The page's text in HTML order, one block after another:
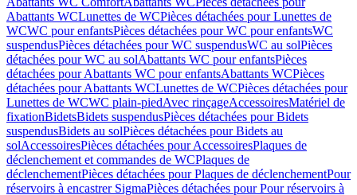
Abattants WCLunettes de WCPièces détachées pour Lunettes de
WCWC pour enfantsPièces détachées pour WC pour enfantsWC
suspendusPièces détachées pour WC suspendusWC au solPièces
détachées pour WC au solAbattants WC pour enfantsPièces
détachées pour Abattants WC pour enfantsAbattants WCPièces
détachées pour Abattants WCLunettes de WCPièces détachées pour
Lunettes de WCWC plain-piedAvec rinçageAccessoiresMatériel de
fixationBidetsBidets suspendusPièces détachées pour Bidets
suspendusBidets au solPièces détachées pour Bidets au
solAccessoiresPièces détachées pour AccessoiresPlaques de
déclenchement et commandes de WCPlaques de
déclenchementPièces détachées pour Plaques de déclenchementPour
réservoirs à encastrer SigmaPièces détachées pour Pour réservoirs à